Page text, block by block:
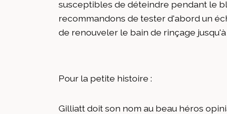
susceptibles de déteindre pendant le
recommandons de tester d'abord un
de renouveler le bain de rinçage
Pour la petite histoire :
Gilliatt doit son nom au beau héros